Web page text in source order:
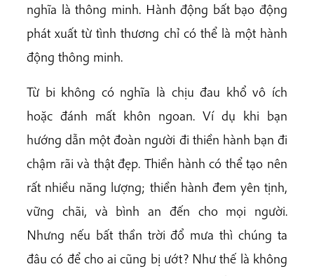
nghĩa là thông minh. Hành động bất bạo động
phát xuất từ tình thương chỉ có thể là một hành
động thông minh.
Từ bi không có nghĩa là chịu đau khổ vô ích
hoặc đánh mất khôn ngoan. Ví dụ khi bạn
hướng dẫn một đoàn người đi thiền hành bạn đi
chậm rãi và thật đẹp. Thiền hành có thể tạo nên
rất nhiều năng lượng; thiền hành đem yên tịnh,
vững chãi, và bình an đến cho mọi người.
Nhưng nếu bất thần trời đổ mưa thì chúng ta
đâu có để cho ai cũng bị ướt? Như thế là không